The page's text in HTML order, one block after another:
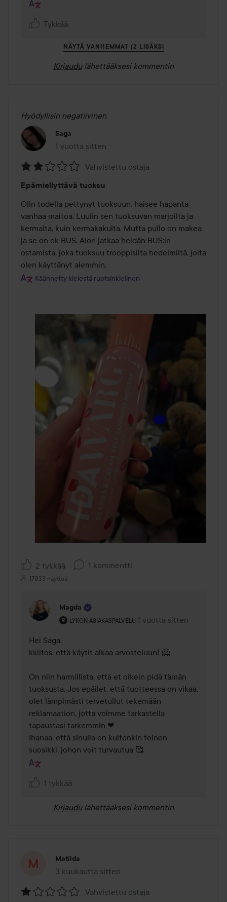
Tykkää
NÄYTÄ VANHEMMAT (2 LISÄKSI
Kirjaudu lähettääksesi kommentin
Hyödyllisin negatiivinen
Saga
1 vuotta sitten
Viesti luotiin 1 vuotta sitten
2
/
5
Vahvistettu ostaja
Epämiellyttävä tuoksu
Olin todella pettynyt tuoksuun, haisee hapanta
vanhaa maitoa. Luulin sen tuoksuvan marjoilta ja
kermalta, kuin kermakakulta. Mutta pullo on makea
ja se on ok BUS. Aion jatkaa heidän BUS:in
ostamista, joka tuoksuu trooppisilta hedelmiltä, joita
olen käyttänyt aiemmin.
Käännetty kielestä ruotsinkielinen
2 tykkää 1 kommentti
17033 näyttöä
Magda
LYKON ASIAKASPALVELU
Käyttäjän rooli: Lykon asiakaspalvelu .
1 vuotta sitten
Kommentti lisättiin 1
Hei Saga,
kkiitos, että käytit aikaa arvosteluun! 🤗
On niin harmillista, että et oikein pidä tämän
tuoksusta. Jos epäilet, että tuotteessa on vikaa,
olet lämpimästi tervetullut tekemään
reklamaation, jotta voimme tarkastella
tapaustasi tarkemmin ❤
Ihanaa, että sinulla on kuitenkin toinen
suosikki, johon voit turvautua 🥰
1 tykkää
Kirjaudu lähettääksesi kommentin
Matilda
3 kuukautta sitten
Viesti luotiin 3 kuukautta sitten
Vahvistettu ostaja